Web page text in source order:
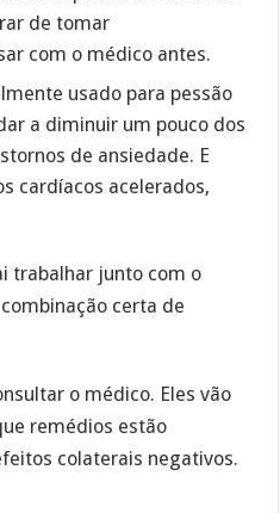
de tomar
com o médico antes.
usado para pessão
a diminuir um pouco dos
de ansiedade. E
cardíacos acelerados,
trabalhar junto com o
certa de
o médico. Eles vão
remédios estão
colaterais negativos.